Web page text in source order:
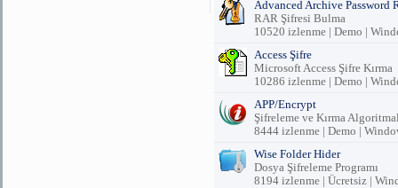
Advanced Archive Password
RAR Şifresi Bulma
10520 izlenme | Demo |
Access Şifre
Microsoft Access Şifre Kırma
10286 izlenme | Demo |
APP/Encrypt
Şifreleme ve Kırma
8444 izlenme | Demo |
Wise Folder Hider
Dosya Şifreleme Programı
8194 izlenme | Ücretsiz |